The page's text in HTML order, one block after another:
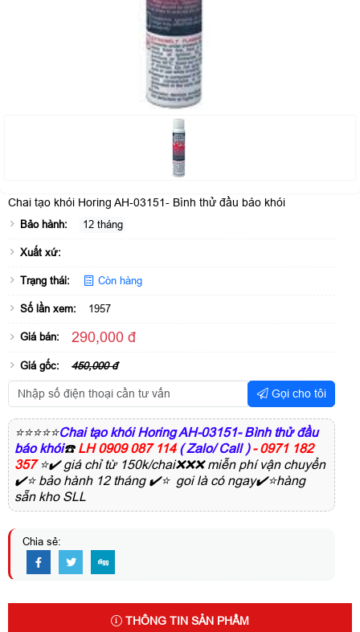
Chai tạo khói Horing AH-03151- Bình thử đầu báo khói
Bảo hành: 12 tháng
Xuất xứ:
Trạng thái: Còn hàng
Số lần xem: 1957
Giá bán: 290,000 đ
Giá gốc: 450,000 đ
Gọi cho tôi
⭐⭐⭐⭐⭐Chai tạo khói Horing AH-03151- Bình thử đầu
báo khói☎️ LH 0909 087 114 ( Zalo/ Call )- 0971 182
357⭐✔️ giá chỉ từ 150k/chai❌❌❌ miễn phí vận chuyển
✔️⭐ bảo hành 12 tháng ✔️⭐ goi là có ngay✔️⭐hàng
sẵn kho SLL
Chia sẻ:
THÔNG TIN SẢN PHẨM